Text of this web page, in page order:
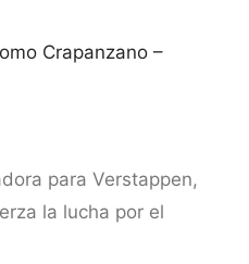
Crapanzano –
para Verstappen,
la lucha por el